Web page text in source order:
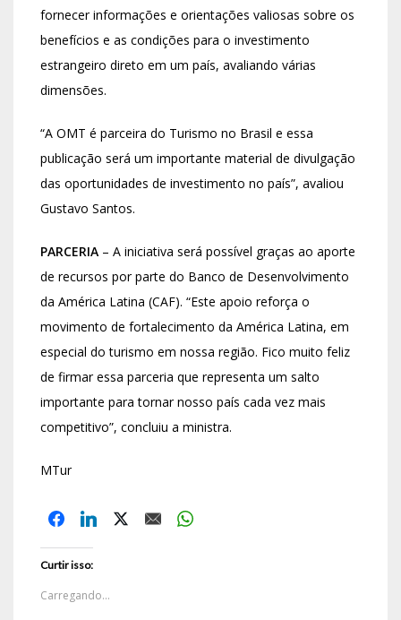
fornecer informações e orientações valiosas sobre os
benefícios e as condições para o investimento
estrangeiro direto em um país, avaliando várias
dimensões.
“A OMT é parceira do Turismo no Brasil e essa
publicação será um importante material de divulgação
das oportunidades de investimento no país”, avaliou
Gustavo Santos.
PARCERIA – A iniciativa será possível graças ao aporte
de recursos por parte do Banco de Desenvolvimento
da América Latina (CAF). “Este apoio reforça o
movimento de fortalecimento da América Latina, em
especial do turismo em nossa região. Fico muito feliz
de firmar essa parceria que representa um salto
importante para tornar nosso país cada vez mais
competitivo”, concluiu a ministra.
MTur
Curtir isso:
Carregando...